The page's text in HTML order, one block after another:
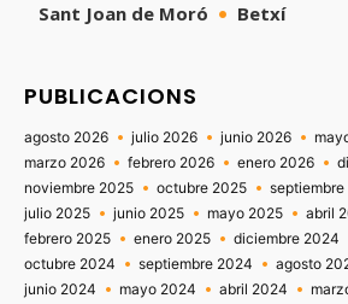
Sant Joan de Moró
Betxí
PUBLICACIONS
agosto 2026 julio 2026 junio 2026
marzo 2026
febrero 2026 enero 2026
noviembre 2025
octubre 2025
julio 2025
junio 2025 mayo 2025 abril
febrero 2025
enero 2025 diciembre 2024
octubre 2024
septiembre 2024 agosto
junio 2024
mayo 2024 abril 2024